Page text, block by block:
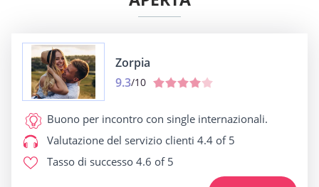
Zorpia
9.3/10
Buono per incontro con single internazionali.
Valutazione del servizio clienti 4.4 of 5
Tasso di successo 4.6 of 5